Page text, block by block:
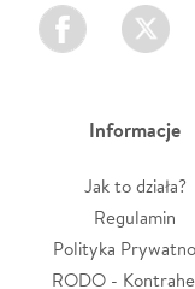
Facebook Twitter
Informacje
Jak to działa?
Regulamin
Polityka
RODO -